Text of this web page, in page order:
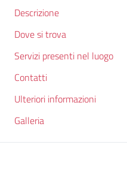
Descrizione
Dove si trova
Servizi presenti nel luogo
Contatti
Ulteriori informazioni
Galleria